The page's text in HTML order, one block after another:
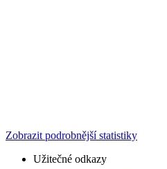
Zobrazit podrobnější statistiky
Užitečné odkazy